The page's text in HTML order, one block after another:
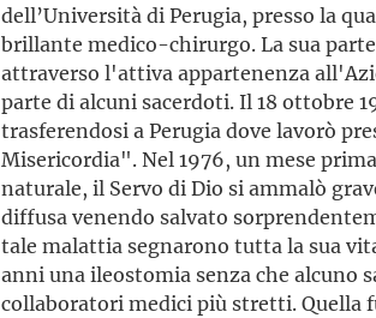
dell’Università di Perugia, presso la
brillante medico-chirurgo. La sua
attraverso l'attiva appartenenza
parte di alcuni sacerdoti. Il 18 ottobre
trasferendosi a Perugia dove lavorò
Misericordia". Nel 1976, un mese
naturale, il Servo di Dio si ammalò
diffusa venendo salvato
tale malattia segnarono tutta la sua
anni una ileostomia senza che alcuno
collaboratori medici più stretti. Quella